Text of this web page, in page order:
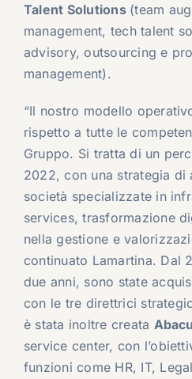
Talent Solutions (team
management, tech talent
advisory, outsourcing e
management).
“Il nostro modello
rispetto a tutte le
Gruppo. Si tratta di un
2022, con una strategia di
società specializzate in
services, trasformazione
nella gestione e
continuato Lamartina. Dal
due anni, sono state
con le tre direttrici
è stata inoltre creata
service center, con
funzioni come HR, IT,